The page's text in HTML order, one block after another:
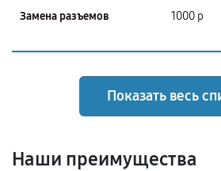
Замена разъемов 1000 р
Показать весь
Наши преимущества